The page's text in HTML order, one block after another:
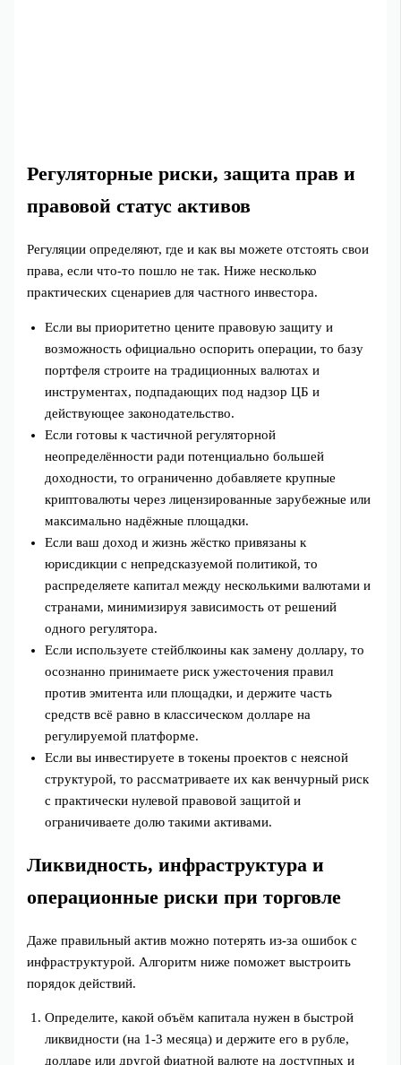
Регуляторные риски, защита прав и
правовой статус активов
Регуляции определяют, где и как вы можете отстоять свои
права, если что-то пошло не так. Ниже несколько
практических сценариев для частного инвестора.
Если вы приоритетно цените правовую защиту и
возможность официально оспорить операции, то базу
портфеля строите на традиционных валютах и
инструментах, подпадающих под надзор ЦБ и
действующее законодательство.
Если готовы к частичной регуляторной
неопределённости ради потенциально большей
доходности, то ограниченно добавляете крупные
криптовалюты через лицензированные зарубежные или
максимально надёжные площадки.
Если ваш доход и жизнь жёстко привязаны к
юрисдикции с непредсказуемой политикой, то
распределяете капитал между несколькими валютами и
странами, минимизируя зависимость от решений
одного регулятора.
Если используете стейблкоины как замену доллару, то
осознанно принимаете риск ужесточения правил
против эмитента или площадки, и держите часть
средств всё равно в классическом долларе на
регулируемой платформе.
Если вы инвестируете в токены проектов с неясной
структурой, то рассматриваете их как венчурный риск
с практически нулевой правовой защитой и
ограничиваете долю такими активами.
Ликвидность, инфраструктура и
операционные риски при торговле
Даже правильный актив можно потерять из-за ошибок с
инфраструктурой. Алгоритм ниже поможет выстроить
порядок действий.
Определите, какой объём капитала нужен в быстрой
ликвидности (на 1-3 месяца) и держите его в рубле,
долларе или другой фиатной валюте на доступных и